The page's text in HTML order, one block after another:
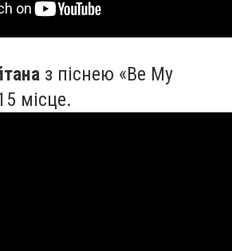
з піснею «Be My
місце.